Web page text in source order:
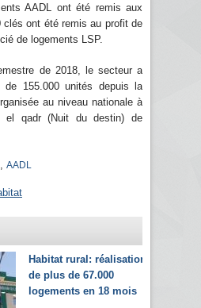
AADL ont été remis aux
clés ont été remis au profit de
de logements LSP.
de 2018, le secteur a
de 155.000 unités depuis la
au niveau nationale à
el qadr (Nuit du destin) de
AADL
Habitat rural: réalisation
de plus de 67.000
logements en 18 mois